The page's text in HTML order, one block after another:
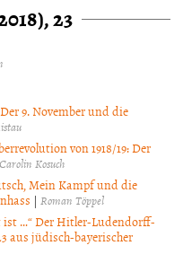
23
9. November und die
von 1918/19: Der
Carolin Kosuch
Mein Kampf und die
| Roman Töppel
ist …“ Der Hitler-Ludendorff-
aus jüdisch-bayerischer